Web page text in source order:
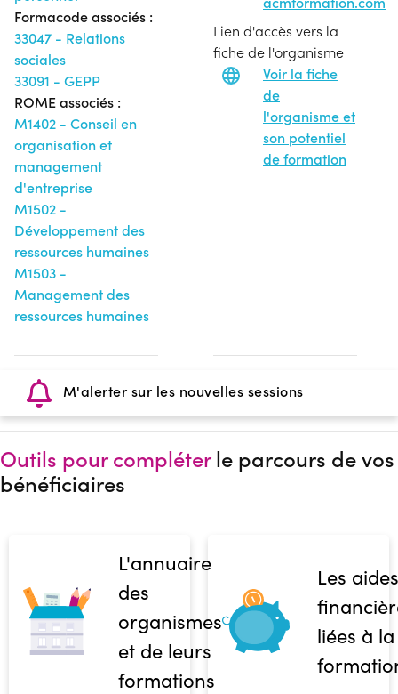
Formacode associés :
33047 - Relations
sociales
33091 - GEPP
ROME associés :
M1402 - Conseil en
organisation et
management
d'entreprise
M1502 -
Développement des
ressources humaines
M1503 -
Management des
ressources humaines
Lien d'accès vers la
fiche de l'organisme
Voir la fiche
de
l'organisme et
son potentiel
de formation
M'alerter sur les nouvelles sessions
Outils pour compléterle parcours de vos
bénéficiaires
L'annuaire
des
organismes
et de leurs
formations
Les aides
liées à la